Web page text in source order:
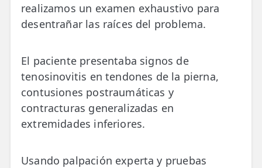
realizamos un examen exhaustivo para
desentrañar las raíces del problema.
El paciente presentaba signos de
tenosinovitis en tendones de la pierna,
contusiones postraumáticas y
contracturas generalizadas en
extremidades inferiores.
Usando palpación experta y pruebas